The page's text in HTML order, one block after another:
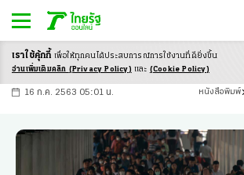
-ก ก ก+
16 ก.ค. 2563 05:01 น. หนังสือพิมพ์
เราใช้คุ้กกี้ เพื่อให้ทุกคนได้ประสบการณ์การใช้งานที่ดียิ่งขึ้น
อ่านเพิ่มเติมคลิก (Privacy Policy) และ (Cookie Policy)